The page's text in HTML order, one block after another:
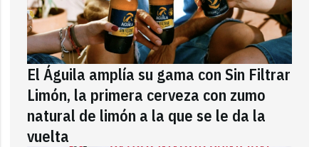
El Águila amplía su gama con Sin Filtrar
Limón, la primera cerveza con zumo
natural de limón a la que se le da la
vuelta